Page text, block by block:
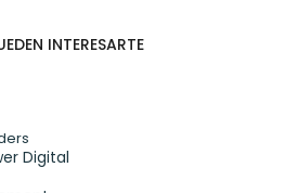
INTERESARTE
Digital